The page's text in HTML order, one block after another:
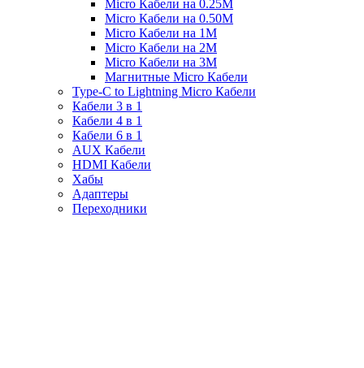
Micro Кабели на 0.25М
Micro Кабели на 0.50М
Micro Кабели на 1М
Micro Кабели на 2М
Micro Кабели на 3М
Магнитные Micro Кабели
Type-C to Lightning Micro Кабели
Кабели 3 в 1
Кабели 4 в 1
Кабели 6 в 1
AUX Кабели
HDMI Кабели
Хабы
Адаптеры
Переходники